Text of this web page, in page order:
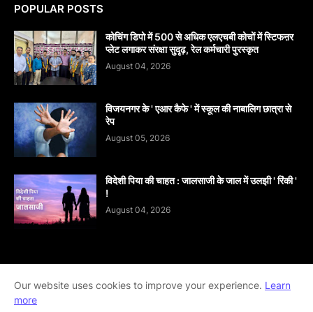
POPULAR POSTS
कोचिंग डिपो में 500 से अधिक एलएचबी कोचों में स्टिफऩर
प्लेट लगाकर संरक्षा सुदृढ़, रेल कर्मचारी पुरस्कृत
August 04, 2026
विजयनगर के ' एआर कैफे ' में स्कूल की नाबालिग छात्रा से
रेप
August 05, 2026
विदेशी पिया की चाहत : जालसाजी के जाल में उलझी ' रिंकी '
!
August 04, 2026
Home About contact-us
Disclaimer
Our website uses cookies to improve your experience. Learn
more